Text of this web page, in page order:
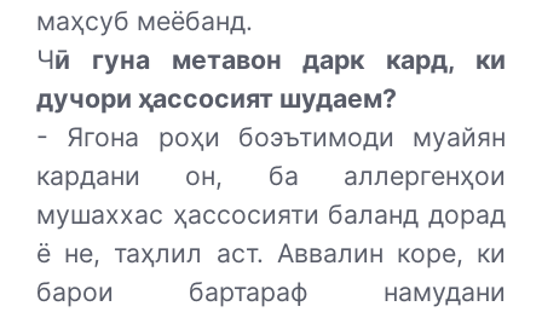
маҳсуб меёбанд.
Чӣ гуна метавон дарк кард, ки
дучори ҳассосият шудаем?
- Ягона роҳи боэътимоди муайян
кардани он, ба аллергенҳои
мушаххас ҳассосияти баланд дорад
ё не, таҳлил аст. Аввалин коре, ки
барои бартараф намудани